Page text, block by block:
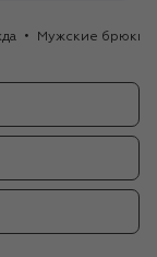
Мужские брюки